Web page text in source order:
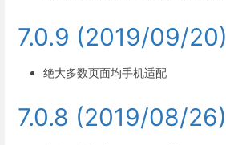
7.0.9 (2019/09/20)
绝大多数页面均手机适配
7.0.8 (2019/08/26)